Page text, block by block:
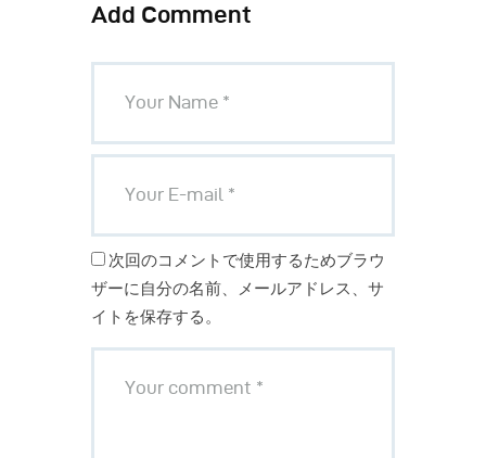
Add Comment
次回のコメントで使用するためブラウ
ザーに自分の名前、メールアドレス、サ
イトを保存する。